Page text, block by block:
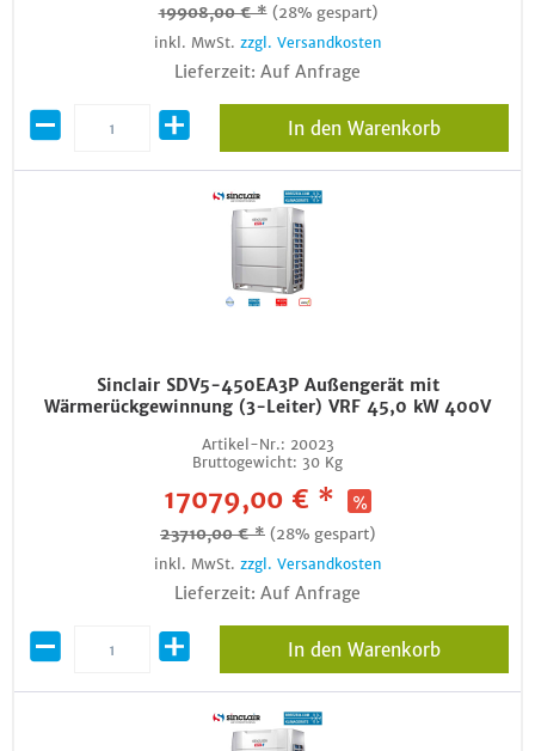
19908,00 € * (28% gespart)
inkl. MwSt. zzgl. Versandkosten
Lieferzeit: Auf Anfrage
In den Warenkorb
Sinclair SDV5-450EA3P Außengerät mit
Wärmerückgewinnung (3-Leiter) VRF 45,0 kW 400V
Artikel-Nr.: 20023
Bruttogewicht: 30 Kg
17079,00 € *
23710,00 € * (28% gespart)
inkl. MwSt. zzgl. Versandkosten
Lieferzeit: Auf Anfrage
In den Warenkorb